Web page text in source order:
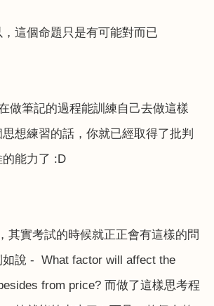
，這個命題只是有可能對而已
做筆記的過程能訓練自己去做這樣
想練習的話，你就已經取得了批判
能力了 :D
其實考試的時候就正正會有這樣的問
說 - What factor will affect the
from price? 而做了這樣思考程